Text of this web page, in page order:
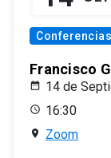
Conferencias
Francisco
14 de
16:30
Zoom